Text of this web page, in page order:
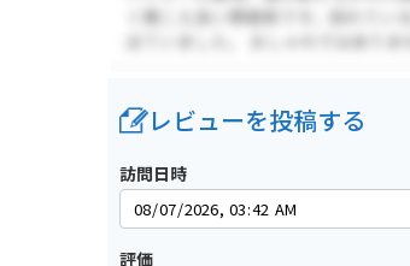
レビューを投稿する
訪問日時
評価